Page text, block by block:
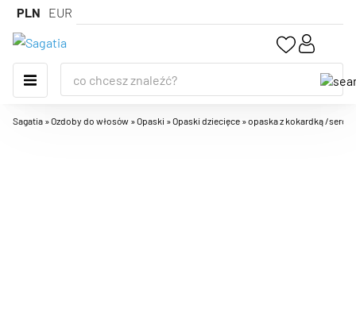
PLN EUR
Sagatia »Ozdoby do włosów »Opaski »Opaski dziecięce »opaska z kokardką /